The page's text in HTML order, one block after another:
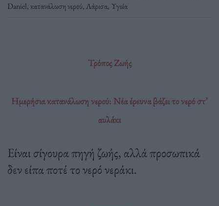
Daniel,κατανάλωση νερού,Λάρισα, Υγεία
Τρόπος Ζωής
Ημερήσια κατανάλωση νερού: Νέα έρευνα βάζει το νερό στ’
αυλάκι
Είναι σίγουρα πηγή ζωής, αλλά προσωπικά
δεν είπα ποτέ το νερό νεράκι.